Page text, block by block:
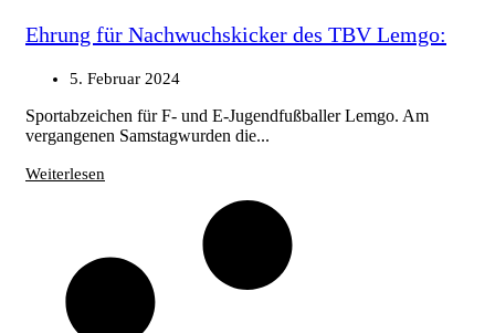
Ehrung für Nachwuchskicker des TBV Lemgo:
5. Februar 2024
Sportabzeichen für F- und E-Jugendfußballer Lemgo. Am
vergangenen Samstagwurden die...
Weiterlesen